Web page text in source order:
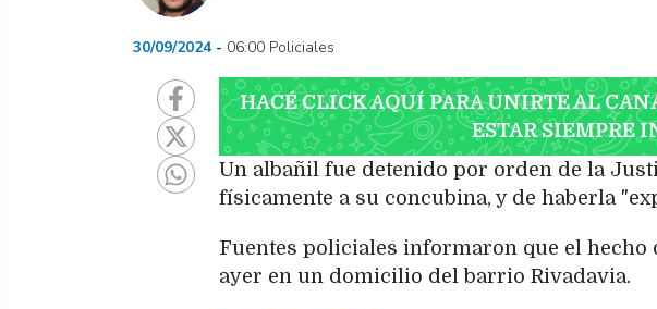
30/09/2024 06:00 Policiales
HACÉ CLICK AQUÍ PARA UNIRTE AL
ESTAR SIEMPRE
Un albañil fue detenido por orden de la
físicamente a su concubina, y de haberla
Fuentes policiales informaron que el hecho
ayer en un domicilio del barrio Rivadavia.